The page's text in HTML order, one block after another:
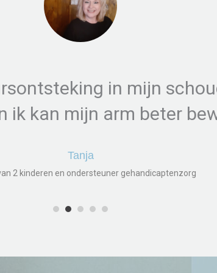
in mijn
ik kan mijn arm beter
Tanja
2 kinderen en ondersteuner gehandicaptenzorg